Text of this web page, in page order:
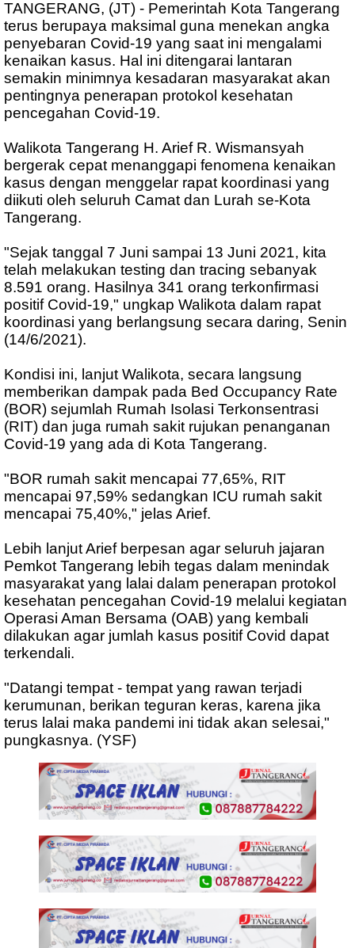
TANGERANG, (JT) - Pemerintah Kota Tangerang
terus berupaya maksimal guna menekan angka
penyebaran Covid-19 yang saat ini mengalami
kenaikan kasus. Hal ini ditengarai lantaran
semakin minimnya kesadaran masyarakat akan
pentingnya penerapan protokol kesehatan
pencegahan Covid-19.
Walikota Tangerang H. Arief R. Wismansyah
bergerak cepat menanggapi fenomena kenaikan
kasus dengan menggelar rapat koordinasi yang
diikuti oleh seluruh Camat dan Lurah se-Kota
Tangerang.
"Sejak tanggal 7 Juni sampai 13 Juni 2021, kita
telah melakukan testing dan tracing sebanyak
8.591 orang. Hasilnya 341 orang terkonfirmasi
positif Covid-19," ungkap Walikota dalam rapat
koordinasi yang berlangsung secara daring, Senin
(14/6/2021).
Kondisi ini, lanjut Walikota, secara langsung
memberikan dampak pada Bed Occupancy Rate
(BOR) sejumlah Rumah Isolasi Terkonsentrasi
(RIT) dan juga rumah sakit rujukan penanganan
Covid-19 yang ada di Kota Tangerang.
"BOR rumah sakit mencapai 77,65%, RIT
mencapai 97,59% sedangkan ICU rumah sakit
mencapai 75,40%," jelas Arief.
Lebih lanjut Arief berpesan agar seluruh jajaran
Pemkot Tangerang lebih tegas dalam menindak
masyarakat yang lalai dalam penerapan protokol
kesehatan pencegahan Covid-19 melalui kegiatan
Operasi Aman Bersama (OAB) yang kembali
dilakukan agar jumlah kasus positif Covid dapat
terkendali.
"Datangi tempat - tempat yang rawan terjadi
kerumunan, berikan teguran keras, karena jika
terus lalai maka pandemi ini tidak akan selesai,"
pungkasnya. (YSF)